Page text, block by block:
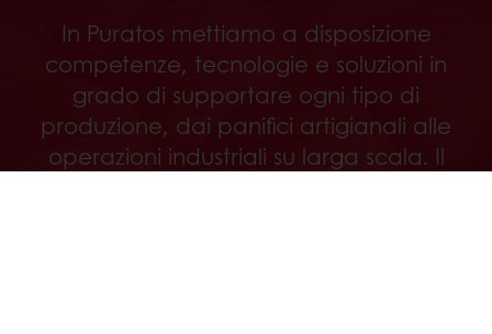
In Puratos mettiamo a disposizione
competenze, tecnologie e soluzioni in
grado di supportare ogni tipo di
produzione, dai panifici artigianali alle
operazioni industriali su larga scala. Il